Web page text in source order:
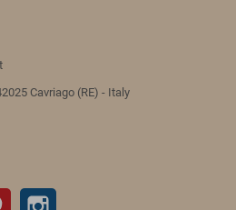
Cavriago (RE) - Italy
Pinterest